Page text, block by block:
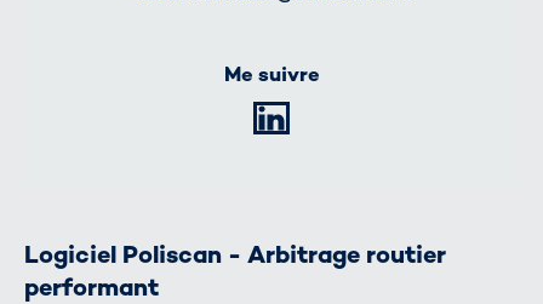
Me suivre
Logiciel Poliscan - Arbitrage routier
performant